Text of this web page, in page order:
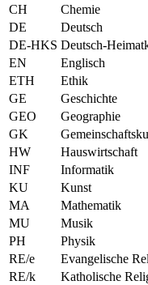
CH
Chemie
DE
Deutsch
DE-HKS Deutsch-
EN
Englisch
ETH
Ethik
GE
Geschichte
GEO
Geographie
GK
HW
Hauswirtschaft
INF
Informatik
KU
Kunst
MA
Mathematik
MU
Musik
PH
Physik
RE/e
Evangelische
RE/k
Katholische